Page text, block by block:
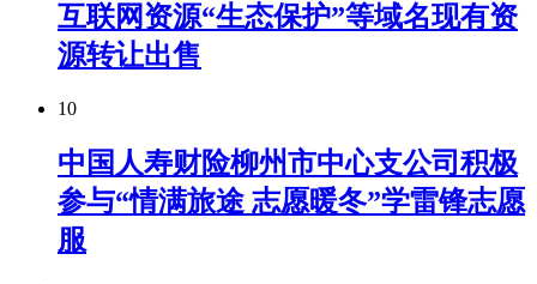
互联网资源“生态保护”等域名现有资
源转让出售
10
中国人寿财险柳州市中心支公司积极
参与“情满旅途 志愿暖冬”学雷锋志愿
服